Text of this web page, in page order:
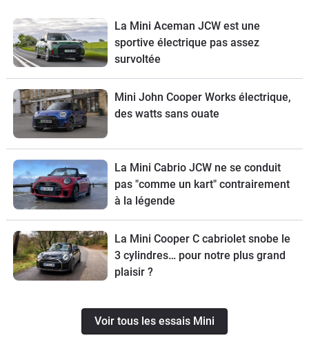
La Mini Aceman JCW est une
sportive électrique pas assez
survoltée
Mini John Cooper Works électrique,
des watts sans ouate
La Mini Cabrio JCW ne se conduit
pas "comme un kart" contrairement
à la légende
La Mini Cooper C cabriolet snobe le
3 cylindres… pour notre plus grand
plaisir ?
Voir tous les essais Mini